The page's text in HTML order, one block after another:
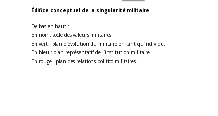
Édifice conceptuel de la singularité militaire
De bas en haut :
En noir : socle des valeurs militaires.
En vert : plan d’évolution du militaire en tant qu’individu.
En bleu : plan représentatif de l’institution militaire.
En rouge : plan des relations politico-militaires.